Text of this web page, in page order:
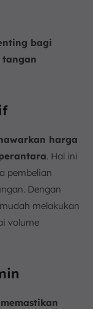
bagi
tangan
harga
. Hal ini
pembelian
Dengan
melakukan
volume
memastikan